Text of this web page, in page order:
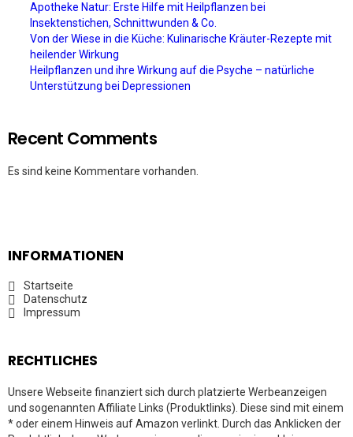
Apotheke Natur: Erste Hilfe mit Heilpflanzen bei
Insektenstichen, Schnittwunden & Co.
Von der Wiese in die Küche: Kulinarische Kräuter-Rezepte mit
heilender Wirkung
Heilpflanzen und ihre Wirkung auf die Psyche – natürliche
Unterstützung bei Depressionen
Recent Comments
Es sind keine Kommentare vorhanden.
INFORMATIONEN
Startseite
Datenschutz
Impressum
RECHTLICHES
Unsere Webseite finanziert sich durch platzierte Werbeanzeigen
und sogenannten Affiliate Links (Produktlinks). Diese sind mit einem
* oder einem Hinweis auf Amazon verlinkt. Durch das Anklicken der